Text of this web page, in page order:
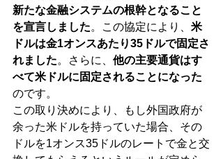
新たな金融システムの根幹となること
を宣言しました。この協定により、 米
ドルは金1オンスあたり35ドルで固定さ
れました。さらに、 他の主要通貨はす
べて米ドルに固定されることになった
のです。
この取り決めにより、もし外国政府が
余った米ドルを持っていた場合、その
ドルを1オンス35ドルのレートで金と交